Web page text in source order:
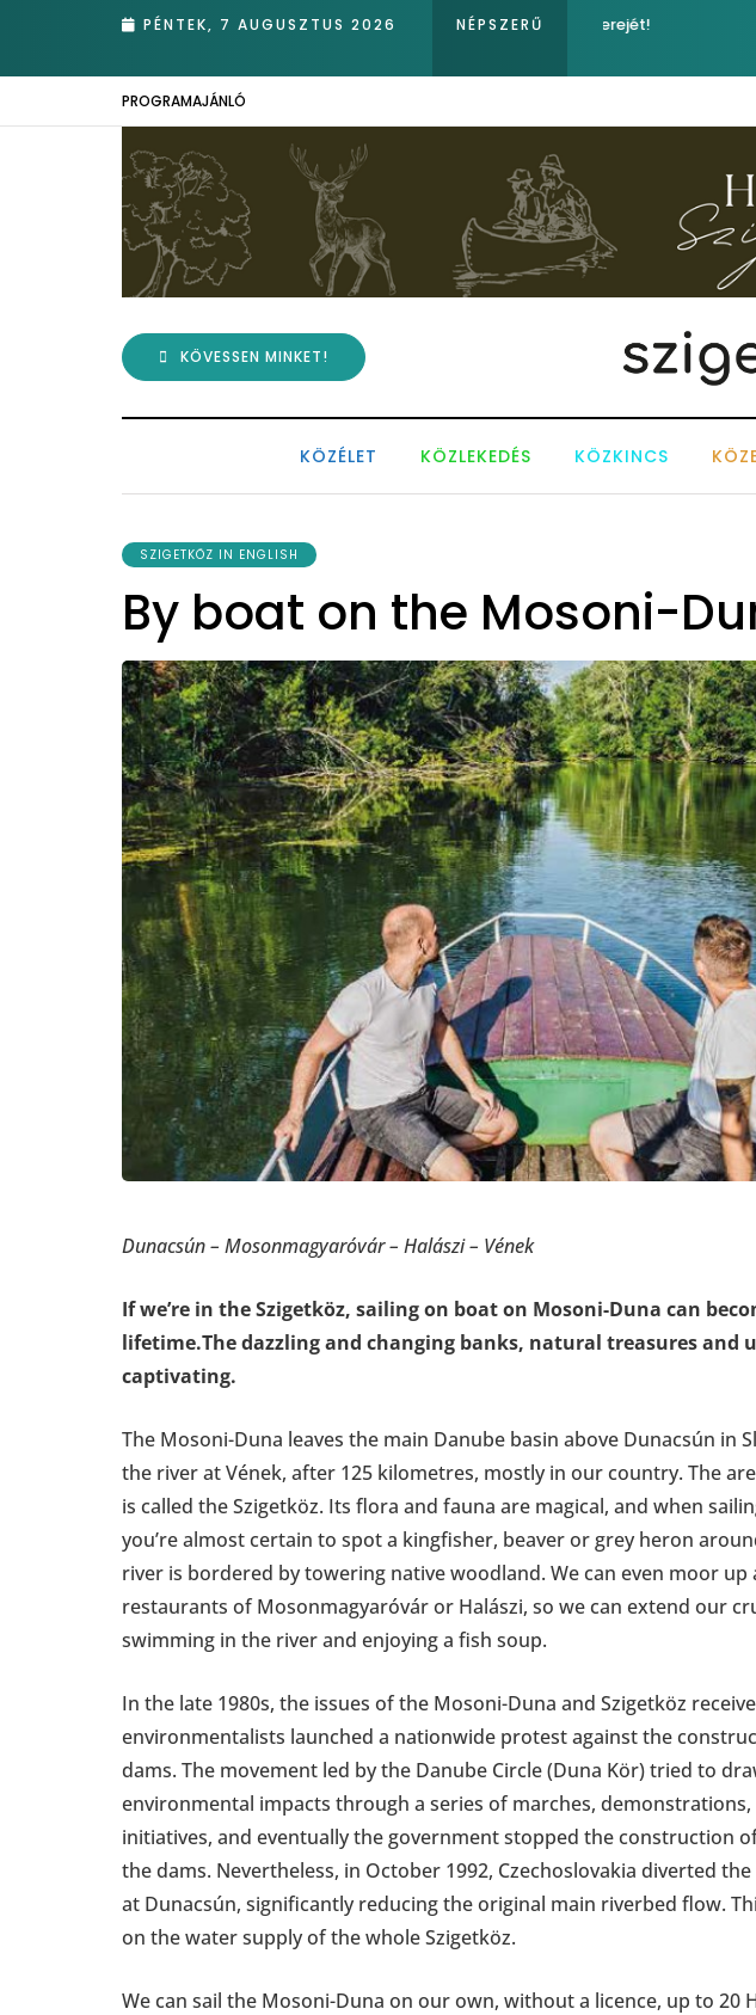
PÉNTEK, 7 AUGUSZTUS 2026 NÉPSZERŰ
Közel tízezer
PROGRAMAJÁNLÓ
KÖVESSEN MINKET!
KÖZÉLET KÖZLEKEDÉS KÖZKINCS
SZIGETKÖZ IN ENGLISH
By boat on the Mosoni-
Dunacsún – Mosonmagyaróvár – Halászi – Vének
If we’re in the Szigetköz, sailing on boat on Mosoni-Duna can
lifetime.The dazzling and changing banks, natural treasures and
captivating.
The Mosoni-Duna leaves the main Danube basin above Dunacsún in
the river at Vének, after 125 kilometres, mostly in our country. The
is called the Szigetköz. Its flora and fauna are magical, and when
you’re almost certain to spot a kingfisher, beaver or grey heron
river is bordered by towering native woodland. We can even moor up
restaurants of Mosonmagyaróvár or Halászi, so we can extend our
swimming in the river and enjoying a fish soup.
In the late 1980s, the issues of the Mosoni-Duna and Szigetköz
environmentalists launched a nationwide protest against the
dams. The movement led by the Danube Circle (Duna Kör) tried to
environmental impacts through a series of marches,
initiatives, and eventually the government stopped the construction
the dams. Nevertheless, in October 1992, Czechoslovakia diverted
at Dunacsún, significantly reducing the original main riverbed flow.
on the water supply of the whole Szigetköz.
We can sail the Mosoni-Duna on our own, without a licence, up to 20